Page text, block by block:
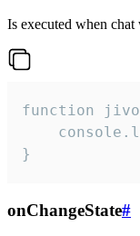
Is executed when
function
}
onChangeState#